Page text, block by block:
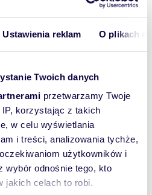
Ustawienia reklam O plikach
Twoich danych
przetwarzamy Twoje
korzystając z takich
w celu wyświetlania
i treści, analizowania tychże,
użytkowników i
wybór odnośnie tego, kto
jakich celach to robi.
stała zabudowa, lodówko-
z baterią, szafki
AGD, płyta indukcyjna,
Pn-Zach
typu
WC, umywalka, pralka,
szafki
panele